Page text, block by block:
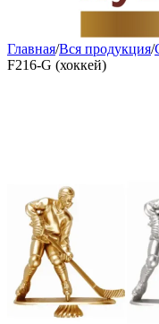
Главная/Вся продукция/
F216-G (хоккей)